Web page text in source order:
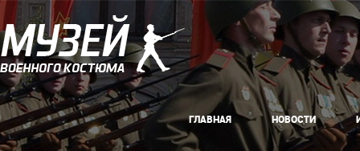
ГЛАВНАЯ НОВОСТИ